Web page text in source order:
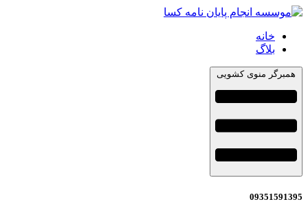
خانه
بلاگ
همبرگر منوی کشویی
09351591395